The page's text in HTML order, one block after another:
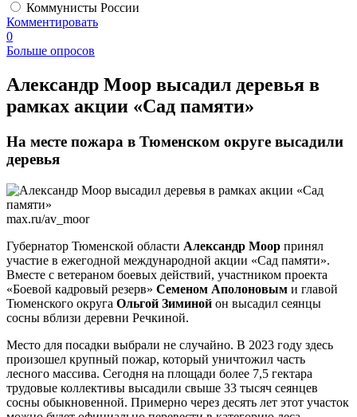
Коммунисты России
Комментировать
0
Больше опросов
​Александр Моор высадил деревья в
рамках акции «Сад памяти»
На месте пожара в Тюменском округе высадили
деревья
max.ru/av_moor
Губернатор Тюменской области Александр Моор принял
участие в ежегодной международной акции «Сад памяти».
Вместе с ветераном боевых действий, участником проекта
«Боевой кадровый резерв» Семеном Аполоновым и главой
Тюменского округа Ольгой Зиминой он высадил сеянцы
сосны вблизи деревни Речкиной.
Место для посадки выбрали не случайно. В 2023 году здесь
произошел крупный пожар, который уничтожил часть
лесного массива. Сегодня на площади более 7,5 гектара
трудовые коллективы высадили свыше 33 тысяч сеянцев
сосны обыкновенной. Примерно через десять лет этот участок